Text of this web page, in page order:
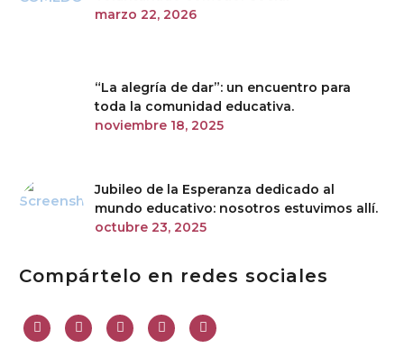
marzo 22, 2026
“La alegría de dar”: un encuentro para
toda la comunidad educativa.
noviembre 18, 2025
Jubileo de la Esperanza dedicado al
mundo educativo: nosotros estuvimos allí.
octubre 23, 2025
Compártelo en redes sociales